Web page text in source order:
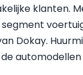
klanten.
Dokay.